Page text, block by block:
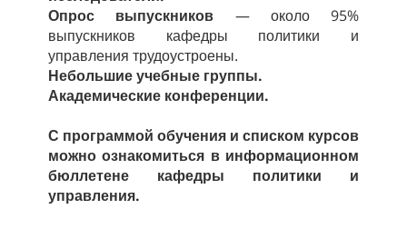
Опрос выпускников — около 95%
выпускников кафедры политики и
управления трудоустроены.
Небольшие учебные группы.
Академические конференции.
С программой обучения и списком курсов
можно ознакомиться в информационном
бюллетене кафедры политики и
управления.